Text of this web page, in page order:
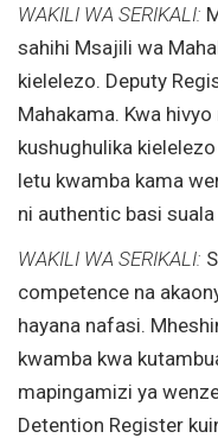
WAKILI WA SERIKALI:
sahihi Msajili wa
kielelezo. Deputy
Mahakama. Kwa
kushughulika
letu kwamba kama
ni authentic basi
WAKILI WA SERIKALI:
competence na
hayana nafasi.
kwamba kwa
mapingamizi ya
Detention Register